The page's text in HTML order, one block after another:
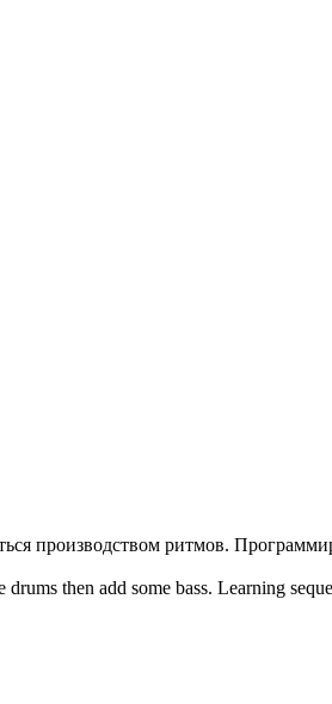
производством ритмов.
then add some bass. Learning